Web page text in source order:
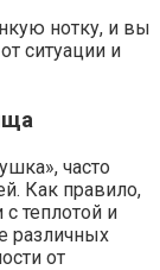
нотку, и вы
ситуации и
часто
Как правило,
теплотой и
различных
от